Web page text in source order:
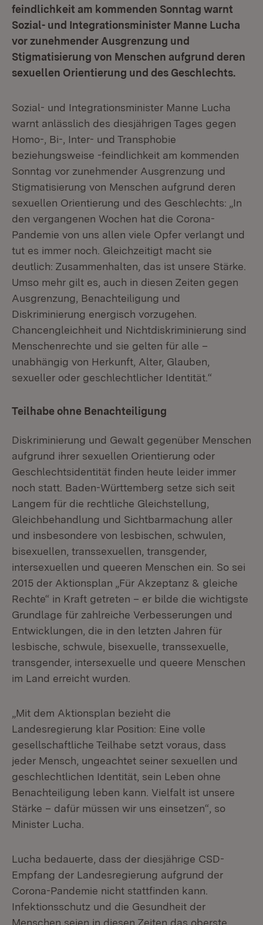
feindlichkeit am kommenden Sonntag warnt
Sozial- und Integrationsminister Manne Lucha
vor zunehmender Ausgrenzung und
Stigmatisierung von Menschen aufgrund deren
sexuellen Orientierung und des Geschlechts.
Sozial- und Integrationsminister Manne Lucha
warnt anlässlich des diesjährigen Tages gegen
Homo-, Bi-, Inter- und Transphobie
beziehungsweise -feindlichkeit am kommenden
Sonntag vor zunehmender Ausgrenzung und
Stigmatisierung von Menschen aufgrund deren
sexuellen Orientierung und des Geschlechts: „In
den vergangenen Wochen hat die Corona-
Pandemie von uns allen viele Opfer verlangt und
tut es immer noch. Gleichzeitigt macht sie
deutlich: Zusammenhalten, das ist unsere Stärke.
Umso mehr gilt es, auch in diesen Zeiten gegen
Ausgrenzung, Benachteiligung und
Diskriminierung energisch vorzugehen.
Chancengleichheit und Nichtdiskriminierung sind
Menschenrechte und sie gelten für alle –
unabhängig von Herkunft, Alter, Glauben,
sexueller oder geschlechtlicher Identität.“
Teilhabe ohne Benachteiligung
Diskriminierung und Gewalt gegenüber Menschen
aufgrund ihrer sexuellen Orientierung oder
Geschlechtsidentität finden heute leider immer
noch statt. Baden-Württemberg setze sich seit
Langem für die rechtliche Gleichstellung,
Gleichbehandlung und Sichtbarmachung aller
und insbesondere von lesbischen, schwulen,
bisexuellen, transsexuellen, transgender,
intersexuellen und queeren Menschen ein. So sei
2015 der Aktionsplan „Für Akzeptanz & gleiche
Rechte“ in Kraft getreten – er bilde die wichtigste
Grundlage für zahlreiche Verbesserungen und
Entwicklungen, die in den letzten Jahren für
lesbische, schwule, bisexuelle, transsexuelle,
transgender, intersexuelle und queere Menschen
im Land erreicht wurden.
„Mit dem Aktionsplan bezieht die
Landesregierung klar Position: Eine volle
gesellschaftliche Teilhabe setzt voraus, dass
jeder Mensch, ungeachtet seiner sexuellen und
geschlechtlichen Identität, sein Leben ohne
Benachteiligung leben kann. Vielfalt ist unsere
Stärke – dafür müssen wir uns einsetzen“, so
Minister Lucha.
Lucha bedauerte, dass der diesjährige CSD-
Empfang der Landesregierung aufgrund der
Corona-Pandemie nicht stattfinden kann.
Infektionsschutz und die Gesundheit der
Menschen seien in diesen Zeiten das oberste